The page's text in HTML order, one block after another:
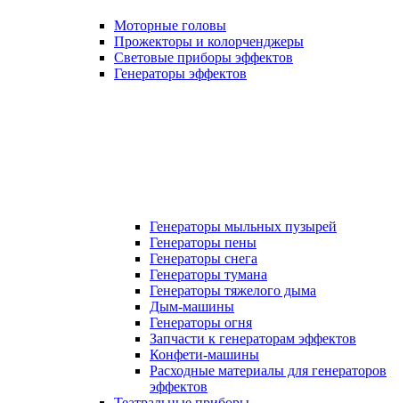
Моторные головы
Прожекторы и колорченджеры
Световые приборы эффектов
Генераторы эффектов
Генераторы мыльных пузырей
Генераторы пены
Генераторы снега
Генераторы тумана
Генераторы тяжелого дыма
Дым-машины
Генераторы огня
Запчасти к генераторам эффектов
Конфети-машины
Расходные материалы для генераторов
эффектов